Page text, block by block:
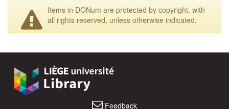
Items in DONum are protected by copyright, with
all rights reserved, unless otherwise indicated.
Feedback